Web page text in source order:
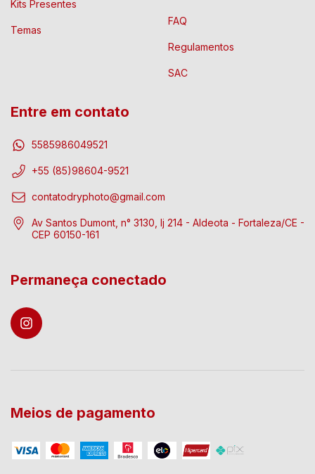
Kits Presentes
Temas
FAQ
Regulamentos
SAC
Entre em contato
5585986049521
+55 (85)98604-9521
contatodryphoto@gmail.com
Av Santos Dumont, n° 3130, lj 214 - Aldeota - Fortaleza/CE -
CEP 60150-161
Permaneça conectado
Meios de pagamento